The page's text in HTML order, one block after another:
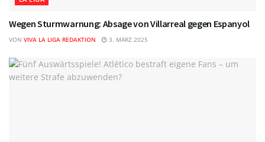
Wegen Sturmwarnung: Absage von Villarreal gegen Espanyol
VON VIVA LA LIGA REDAKTION 3. MÄRZ 2025